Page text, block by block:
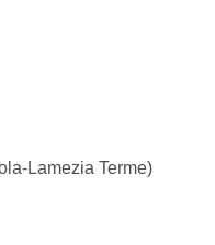
Lamezia Terme)